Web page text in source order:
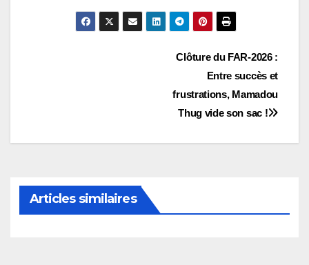
Clôture du FAR-2026 :
Entre succès et
frustrations, Mamadou
Thug vide son sac !
Articles similaires